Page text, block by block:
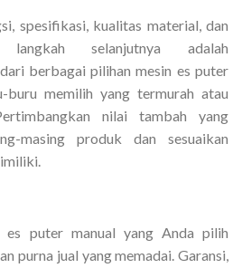
spesifikasi, kualitas material, dan
langkah selanjutnya adalah
berbagai pilihan mesin es puter
buru memilih yang termurah atau
nilai tambah yang
masing produk dan sesuaikan
es puter manual yang Anda pilih
purna jual yang memadai. Garansi,